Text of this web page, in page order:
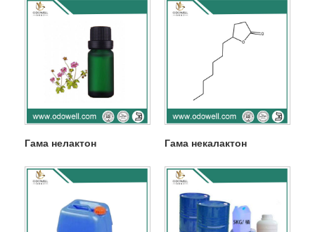
Гама нелактон Гама некалактон